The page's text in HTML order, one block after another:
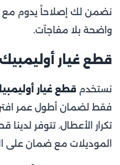
نضمن لك إصلاحاً يدوم مع
واضحة بلا مفاجآت.
قطع غيار
نستخدم قطع غيار
فقط لضمان أطول عمر
تكرار الأعطال. تتوفر
الموديلات مع ضمان على